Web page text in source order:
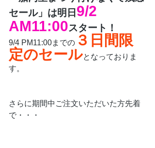
セール」は明日 9/2
AM11:00スタート！
9/4 PM11:00までの ３日間限
定のセールとなっておりま
す。
さらに期間中ご注文いただいた方先着
で・・・